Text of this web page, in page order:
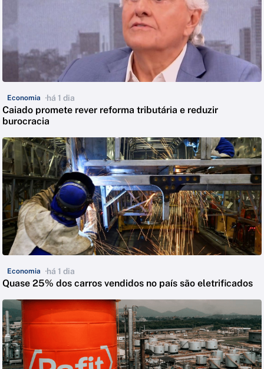
Economia há 1 dia
Caiado promete rever reforma tributária e reduzir
burocracia
Economia há 1 dia
Quase 25% dos carros vendidos no país são eletrificados